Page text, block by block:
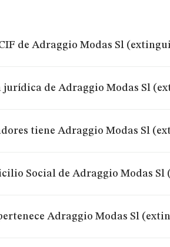
de Adraggio Modas Sl
jurídica de Adraggio Modas Sl
tiene Adraggio Modas Sl
Social de Adraggio Modas Sl
Adraggio Modas Sl